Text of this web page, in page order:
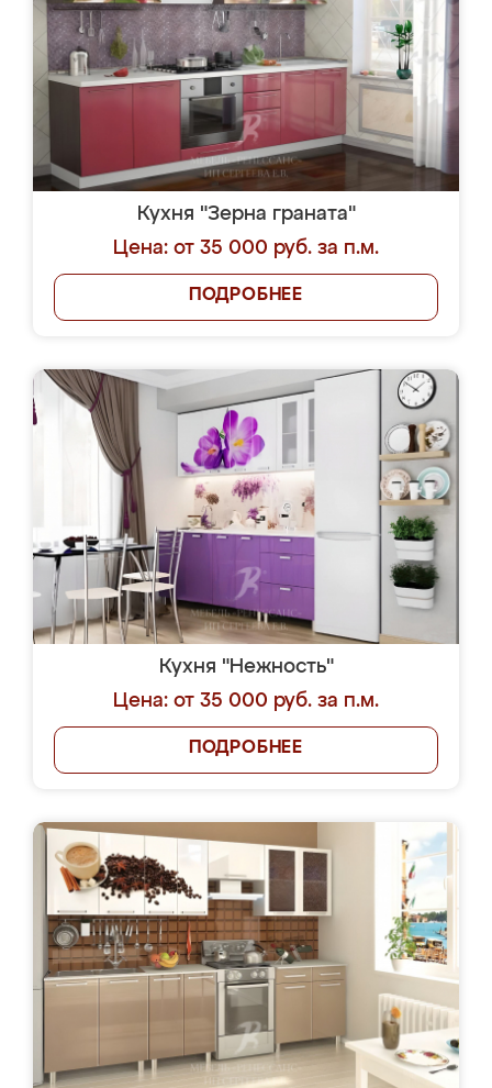
Кухня "Зерна граната"
Цена: от 35 000 руб. за п.м.
ПОДРОБНЕЕ
Кухня "Нежность"
Цена: от 35 000 руб. за п.м.
ПОДРОБНЕЕ